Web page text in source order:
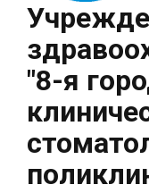
"8-я